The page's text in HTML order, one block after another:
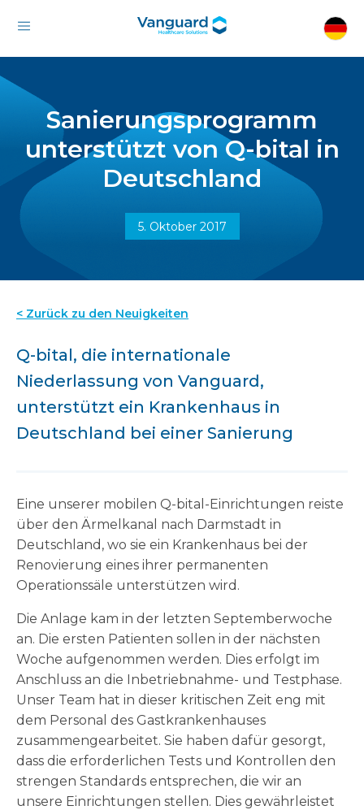
Sanierungsprogramm
unterstützt von Q-bital in
Deutschland
5. Oktober 2017
< Zurück zu den Neuigkeiten
Q-bital, die internationale
Niederlassung von Vanguard,
unterstützt ein Krankenhaus in
Deutschland bei einer Sanierung
Eine unserer mobilen Q-bital-Einrichtungen reiste
über den Ärmelkanal nach Darmstadt in
Deutschland, wo sie ein Krankenhaus bei der
Renovierung eines ihrer permanenten
Operationssäle unterstützen wird.
Die Anlage kam in der letzten Septemberwoche
an. Die ersten Patienten sollen in der nächsten
Woche aufgenommen werden. Dies erfolgt im
Anschluss an die Inbetriebnahme- und Testphase.
Unser Team hat in dieser kritischen Zeit eng mit
dem Personal des Gastkrankenhauses
zusammengearbeitet. Sie haben dafür gesorgt,
dass die erforderlichen Tests und Kontrollen den
strengen Standards entsprechen, die wir an
unsere Einrichtungen stellen. Dies gewährleistet